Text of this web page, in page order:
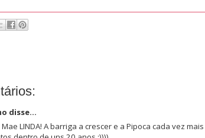
disse...
LINDA! A barriga a crescer e a Pipoca cada vez